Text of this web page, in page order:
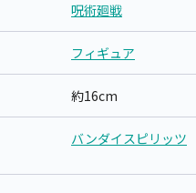
呪術廻戦
フィギュア
約16cm
バンダイスピリッツ